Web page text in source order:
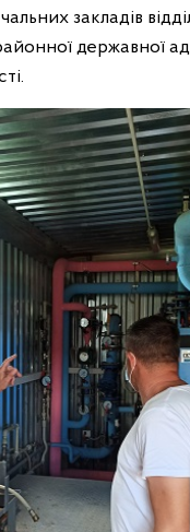
закладів
державної